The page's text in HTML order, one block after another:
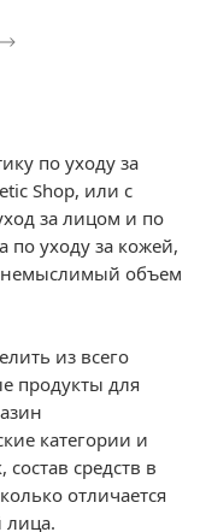
по уходу за
Shop, или с
за лицом и по
по уходу за кожей,
немыслимый объем
из всего
продукты для
категории и
состав средств в
отличается
лица.